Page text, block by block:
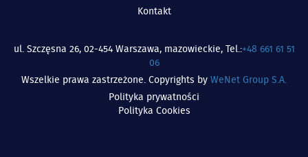
Kontakt
ul. Szczęsna 26, 02-454 Warszawa, mazowieckie, Tel.:+48 661 61 51
06
Wszelkie prawa zastrzeżone. Copyrights by WeNet Group S.A.
Polityka prywatności
Polityka Cookies